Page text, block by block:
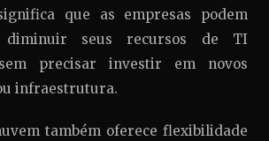
que as empresas podem
diminuir seus recursos de TI
precisar investir em novos
infraestrutura.
também oferece flexibilidade